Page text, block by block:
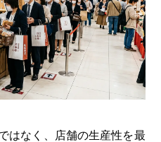
はなく、店舗の生産性を最